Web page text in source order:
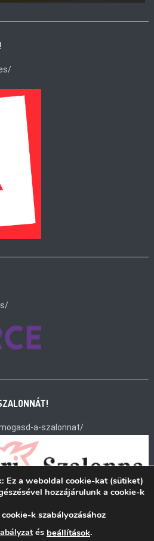
a-szalonnat/
Ez a weboldal cookie-kat (sütiket)
hozzájárulunk a cookie-k
k szabályozásához
és beállítások.